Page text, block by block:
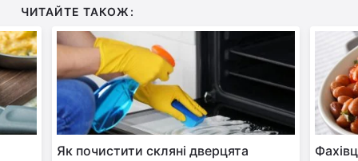
ЧИТАЙТЕ ТАКОЖ:
Як почистити скляні дверцята